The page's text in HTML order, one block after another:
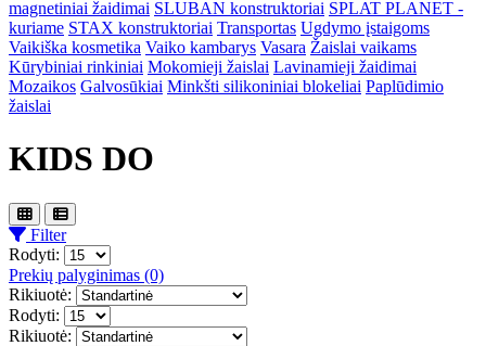
magnetiniai žaidimai SLUBAN konstruktoriai SPLAT PLANET -
kuriame STAX konstruktoriai Transportas Ugdymo įstaigoms
Vaikiška kosmetika Vaiko kambarys Vasara Žaislai vaikams
Kūrybiniai rinkiniai Mokomieji žaislai Lavinamieji žaidimai
Mozaikos Galvosūkiai Minkšti silikoniniai blokeliai Paplūdimio
žaislai
KIDS DO
Filter
Rodyti:
Prekių palyginimas (0)
Rikiuotė:
Rodyti:
Rikiuotė: